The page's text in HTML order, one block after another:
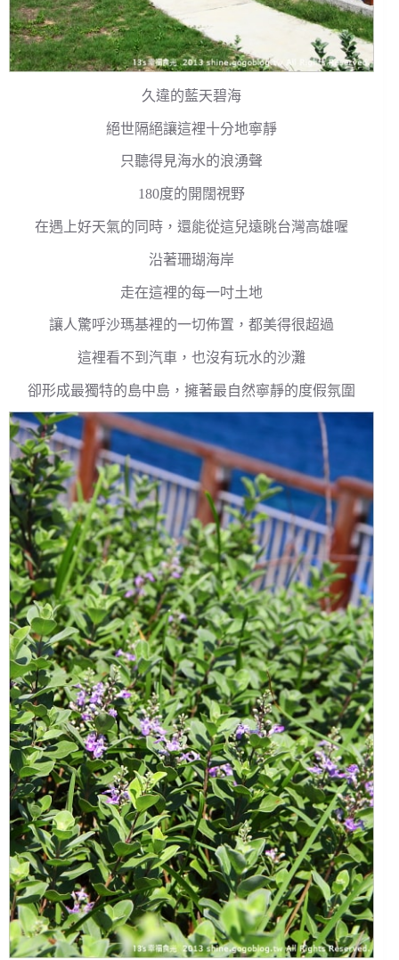
久違的藍天碧海
絕世隔絕讓這裡十分地寧靜
只聽得見海水的浪湧聲
180度的開闊視野
在遇上好天氣的同時，還能從這兒遠眺台灣高雄喔
沿著珊瑚海岸
走在這裡的每一吋土地
讓人驚呼沙瑪基裡的一切佈置，都美得很超過
這裡看不到汽車，也沒有玩水的沙灘
卻形成最獨特的島中島，擁著最自然寧靜的度假氛圍